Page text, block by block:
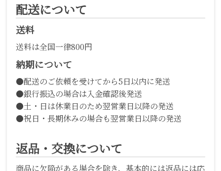
配送について
送料
送料は全国一律800円
納期について
●配送のご依頼を受けてから5日以内に発送
●銀行振込の場合は入金確認後発送
●土・日は休業日のため翌営業日以降の発送
●祝日・長期休みの場合も翌営業日以降の発送
返品・交換について
商品に欠陥がある場合を除き、基本的には返品には応